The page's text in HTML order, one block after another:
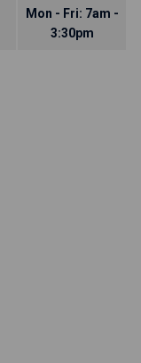
Mon - Fri: 7am -
3:30pm